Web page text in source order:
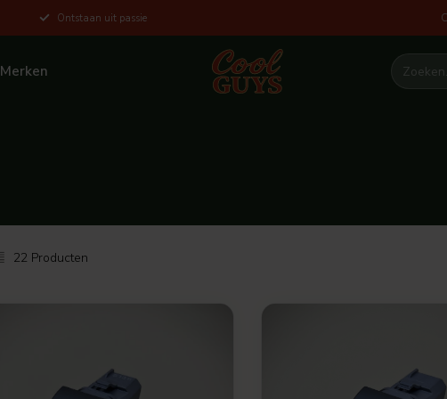
Ontstaan uit passie
Merken
22 Producten